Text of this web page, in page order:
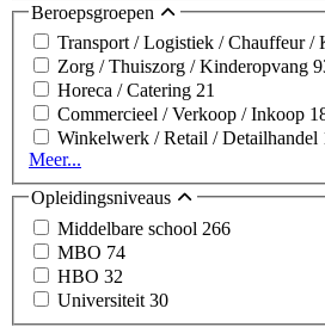
Beroepsgroepen
Transport / Logistiek / Chauffeur /
Zorg / Thuiszorg / Kinderopvang
Horeca / Catering 21
Commercieel / Verkoop / Inkoop
Winkelwerk / Retail / Detailhandel
Meer...
Opleidingsniveaus
Middelbare school 266
MBO 74
HBO 32
Universiteit 30